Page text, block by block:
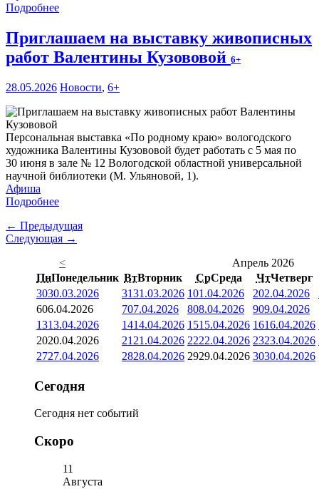
Подробнее
Приглашаем на выставку живописных
работ Валентины Кузововой 6+
28.05.2026 Новости, 6+
Персональная выставка «По родному краю» вологодского
художника Валентины Кузововой будет работать с 5 мая по
30 июня в зале № 12 Вологодской областной универсальной
научной библиотеки (М. Ульяновой, 1).
Афиша
Подробнее
← Предыдущая
Следующая →
<
Апрель 2026
ПнПонедельник ВтВторник СрСреда ЧтЧетверг
3030.03.2026 3131.03.2026 101.04.2026 202.04.2026
606.04.2026 707.04.2026 808.04.2026 909.04.2026
1313.04.2026 1414.04.2026 1515.04.2026 1616.04.2026
2020.04.2026 21 21.04.2026 2222.04.2026 2323.04.2026
2727.04.2026 2828.04.2026 2929.04.2026 3030.04.2026
Сегодня
Сегодня нет событий
Скоро
11
Августа